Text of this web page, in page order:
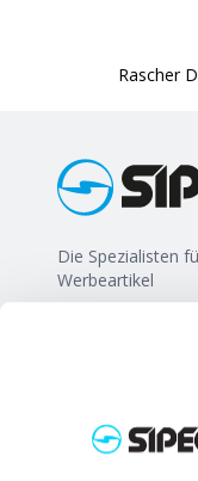
Rascher
Die Spezialisten
Werbeartikel